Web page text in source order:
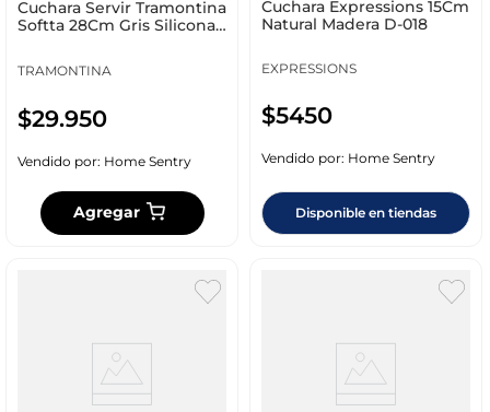
Cuchara Servir Tramontina
Softta 28Cm Gris Silicona
TRAMONTINA
$29.950
Vendido por: Home Sentry
Agregar
Cuchara Expressions 15Cm
Natural Madera D-018
EXPRESSIONS
$5450
Vendido por: Home Sentry
Disponible en tiendas